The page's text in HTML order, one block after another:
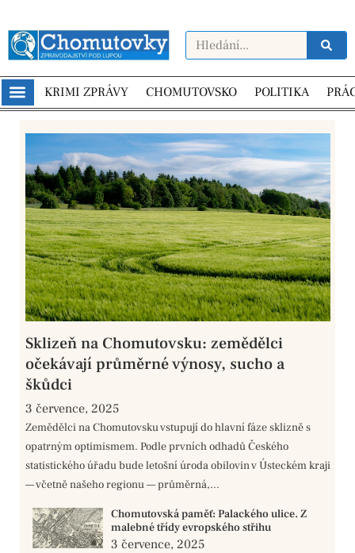
KRIMI ZPRÁVY CHOMUTOVSKO POLITIKA
Sklizeň na Chomutovsku: zemědělci
očekávají průměrné výnosy, sucho a
škůdci
3 července, 2025
Zemědělci na Chomutovsku vstupují do hlavní fáze sklizně s
opatrným optimismem. Podle prvních odhadů Českého
statistického úřadu bude letošní úroda obilovin v Ústeckém kraji
— včetně našeho regionu — průměrná,...
Chomutovská paměť: Palackého ulice. Z
malebné třídy evropského střihu
3 července, 2025